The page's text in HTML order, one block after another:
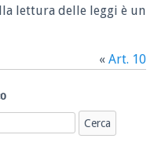
lettura delle leggi è un
« Art. 10